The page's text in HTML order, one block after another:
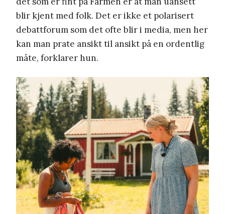
blir kjent med folk. Det er ikke et polarisert
debattforum som det ofte blir i media, men her
kan man prate ansikt til ansikt på en ordentlig
måte, forklarer hun.